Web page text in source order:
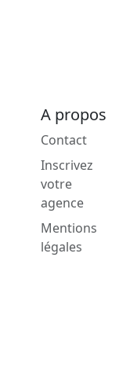
A propos
Contact
Inscrivez
votre
agence
Mentions
légales